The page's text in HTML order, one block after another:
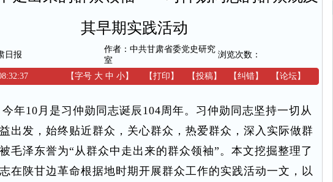
其早期实践活动
日报
作者：中共甘肃省委党史研究
室
浏览次数：
【字号 大 中 小】 【打印 】 【投稿】 【纠错】 【论坛】
今年10月是习仲勋同志诞辰104周年。习仲勋同志坚持一切从
出发，始终贴近群众，关心群众，热爱群众，深入实际做群
毛泽东誉为“从群众中走出来的群众领袖”。本文挖掘整理了
在陕甘边革命根据地时期开展群众工作的实践活动一文，以